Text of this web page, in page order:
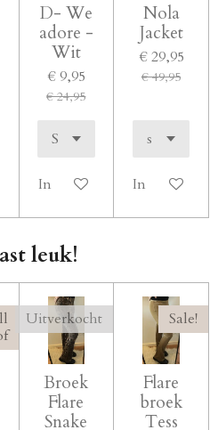
D- We
adore -
Wit
€ 9,95
€ 24,95
In winkelwagen
Nola
Jacket
€ 29,95
€ 49,95
In
leuk!
Uitverkocht
Broek
Flare
Snake
Sale!
Flare
broek
Tess